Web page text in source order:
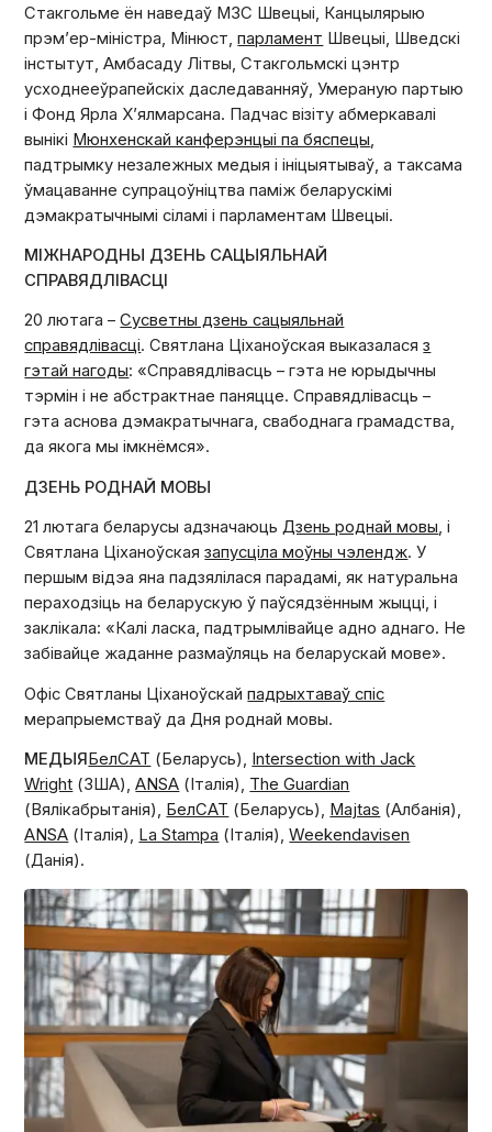
Стакгольме ён наведаў МЗС Швецыі, Канцылярыю
прэм’ер-міністра, Мінюст,парламент Швецыі, Шведскі
інстытут, Амбасаду Літвы, Стакгольмскі цэнтр
усходнееўрапейскіх даследаванняў, Умераную партыю
і Фонд Ярла Х’ялмарсана. Падчас візіту абмеркавалі
вынікі Мюнхенскай канферэнцыі па бяспецы
падтрымку незалежных медыя і ініцыятываў, а таксама
ўмацаванне супрацоўніцтва паміж беларускімі
дэмакратычнымі сіламі і парламентам Швецыі.
МІЖНАРОДНЫ ДЗЕНЬ САЦЫЯЛЬНАЙ
СПРАВЯДЛІВАСЦІ
20 лютага –Сусветны дзень сацыяльнай
справядлівасці. Святлана Ціханоўская выказаласяз
гэтай нагоды: «Справядлівасць – гэта не юрыдычны
тэрмін і не абстрактнае паняцце. Справядлівасць –
гэта аснова дэмакратычнага, свабоднага грамадства,
да якога мы імкнёмся».
ДЗЕНЬ РОДНАЙ МОВЫ
21 лютага беларусы адзначаюцьДзень роднай мовы, і
Святлана Ціханоўскаязапусціла моўны чэлендж. У
першым відэа яна падзялілася парадамі, як натуральна
пераходзіць на беларускую ў паўсядзённым жыцці, і
заклікала: «Калі ласка, падтрымлівайце адно аднаго. Не
забівайце жаданне размаўляць на беларускай мове».
Офіс Святланы Ціханоўскайпадрыхтаваў спіс
мерапрыемстваў да Дня роднай мовы.
МЕДЫЯБелСАТ (Беларусь), Intersection with Jack
Wright (ЗША),ANSA (Італія), The Guardian
(Вялікабрытанія), БелСАТ (Беларусь), Majtas (Албанія),
ANSA (Італія), La Stampa (Італія),Weekendavisen
(Данія).